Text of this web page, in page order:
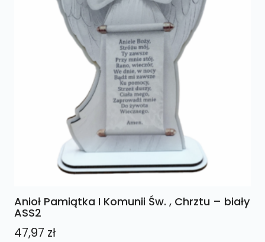
Anioł Pamiątka I Komunii Św. , Chrztu – biały
ASS2
47,97 zł